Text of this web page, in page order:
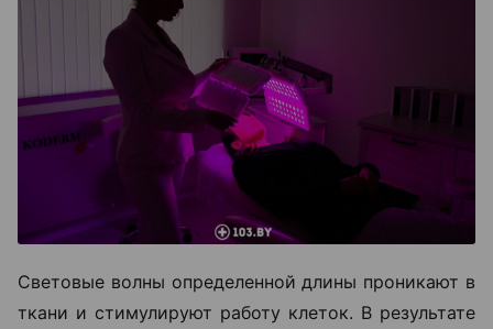
Световые волны определенной длины проникают в
ткани и стимулируют работу клеток. В результате